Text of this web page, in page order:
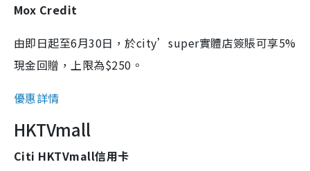
Mox Credit
由即日起至6月30日，於city’super實體店簽賬可享5%
現金回贈，上限為$250。
優惠詳情
HKTVmall
Citi HKTVmall信用卡